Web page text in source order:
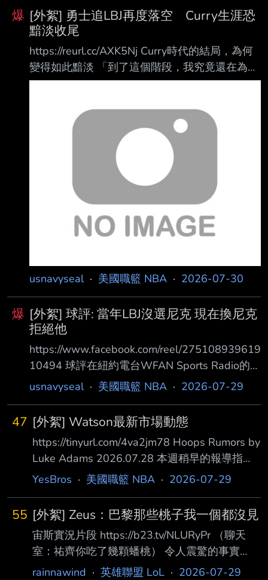
on 6-foot-1 veteran guard Mike Conley, whom
the Celtics signed July 6. He
爆 [外絮] 勇士追LBJ再度落空 Curry生涯恐
黯淡收尾
https://reurl.cc/AXK5Nj Curry時代的結局，為何
變得如此黯淡 「到了這個階段，我究竟還在為了
什麼打球？」 LeBron James 親口表示，正是這
定。經 過數週的反思，期間 James曾考慮退休，
也評估過多支 NBA 球隊，他終於找到了答案：
「我仍然願犧牲，仍想努力、想拚命。我仍然想
競爭想贏球，也想再次感受勝利的滋味」 可惜的
是，對金州勇士而言，這恰恰是他們無法提供的
東西。 自從4年前放棄「雙軌並行」的建隊策略
後，勇士就一直夢想著能把
usnavyseal· 美國職籃 NBA · 2026-07-30
爆 [外絮] 球評: 當年LBJ沒選尼克 現在換尼克
拒絕他
https://www.facebook.com/reel/275108939619
10494 球評在紐約電台WFAN Sports Radio的逐
字稿 We live in a glorious world where the
crawling to the Knicks, they can tell LeBron, no
thanks. They can tell LeBron James, we're not i
usnavyseal· 美國職籃 NBA · 2026-07-29
47 [外絮] Watson最新市場動態
https://tinyurl.com/4va2jm78 Hoops Rumors by
Luke Adams 2026.07.28 本週稍早的報導指
出，金塊給Watson的報價據信為70M/4y。然
塊實際向Watson提出的方案為70M/5y，平均年
薪僅14M。此報價遠低 於Watson在自由球員市
場初期所期望的25M以上年薪，而這是隊友
Christian Braun在2025 年簽下新秀延長合約的
數字。 Braun的125M/5y延長合
YesBros · 美國職籃 NBA · 2026-07-29
55 [外絮] Zeus：巴黎那些桃子我一個都沒見
宙斯實況片段 https://b23.tv/NLURyPr （聊天
室：祐齊你吃了幾顆蟠桃） 令人震驚的事實
是，那些桃子我一個都沒看見 就只是聽說了，
rainnawind · 英雄聯盟 LoL · 2026-07-29